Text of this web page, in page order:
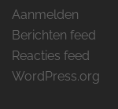
Aanmelden
Berichten feed
Reacties feed
WordPress.org